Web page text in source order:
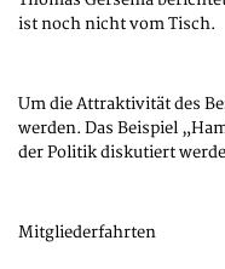
ist noch nicht vom Tisch.
Um die Attraktivität des
werden. Das Beispiel
der Politik diskutiert
Mitgliederfahrten